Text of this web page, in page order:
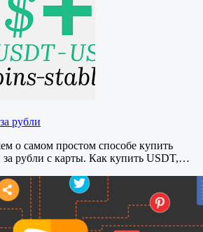
рубли
о самом простом способе купить
рубли с карты. Как купить USDT,…